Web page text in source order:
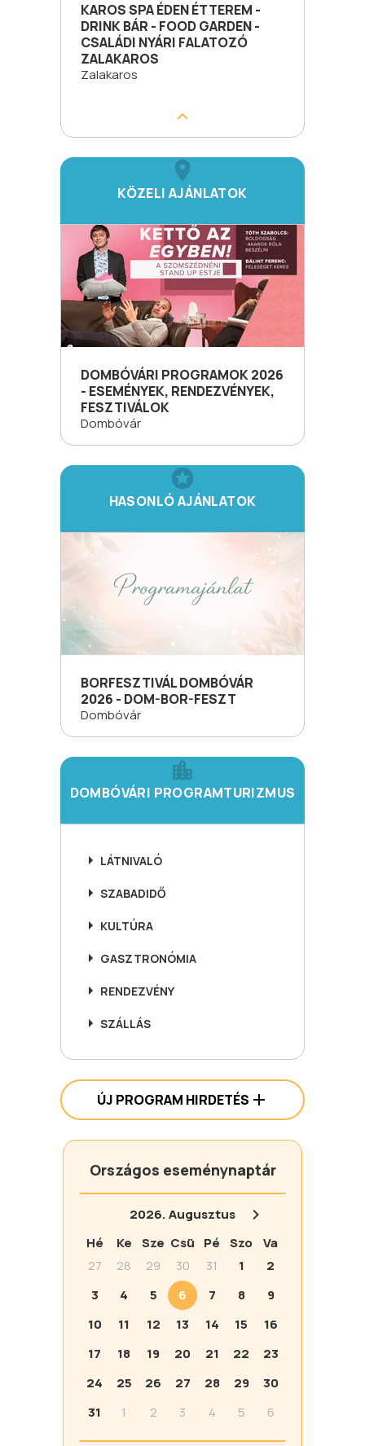
KAROS SPA ÉDEN ÉTTEREM -
DRINK BÁR - FOOD GARDEN -
CSALÁDI NYÁRI FALATOZÓ
ZALAKAROS
Zalakaros
KÖZELI AJÁNLATOK
DOMBÓVÁRI PROGRAMOK 2026
- ESEMÉNYEK, RENDEZVÉNYEK,
FESZTIVÁLOK
Dombóvár
HASONLÓ AJÁNLATOK
BORFESZTIVÁL DOMBÓVÁR
2026 - DOM-BOR-FESZT
Dombóvár
DOMBÓVÁRI PROGRAMTURIZMUS
LÁTNIVALÓ
SZABADIDŐ
KULTÚRA
GASZTRONÓMIA
RENDEZVÉNY
SZÁLLÁS
ÚJ PROGRAM HIRDETÉS
Országos eseménynaptár
2026.Augusztus
Hé
Ke Sze Csü Pé Szo
Va
27
28 29 30 31 1
2
3
4 5 6 7 8
9
10
11 12 13 14 15
16
17
18 19 20 21 22
23
24
25 26 27 28 29
30
31
1 2 3 4 5 6